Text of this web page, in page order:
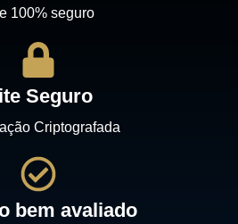
100% seguro
Seguro
Criptografada
bem avaliado